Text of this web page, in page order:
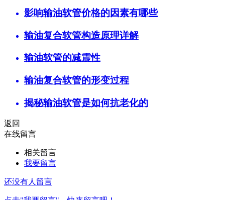
影响输油软管价格的因素有哪些
输油复合软管构造原理详解
输油软管的减震性
输油复合软管的形变过程
揭秘输油软管是如何抗老化的
返回
在线留言
相关留言
我要留言
还没有人留言